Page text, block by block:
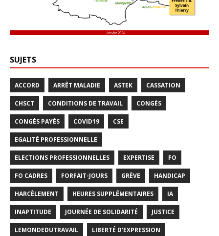
SUJETS
ACCORD ARRÊT MALADIE ASTEK CASSATION
CHSCT CONDITIONS DE TRAVAIL CONGÉS
CONGÉS PAYÉS COVID19 CSE
EGALITÉ PROFESSIONNELLE
ELECTIONS PROFESSIONNELLES EXPERTISE FO
FO CADRES FORFAIT-JOURS GRÈVE HANDICAP
HARCÈLEMENT HEURES SUPPLÉMENTAIRES IA
INAPTITUDE JOURNÉE DE SOLIDARITÉ JUSTICE
LEMONDEDUTRAVAIL LIBERTÉ D'EXPRESSION